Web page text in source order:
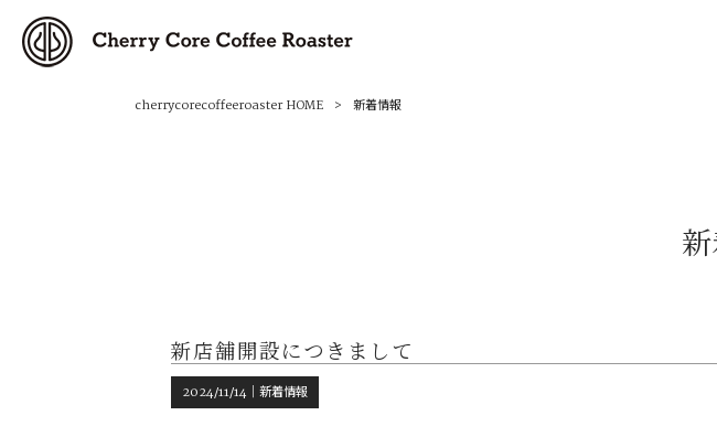
cherrycorecoffeeroaster HOME > 新着情報
新店舗開設につきまして
2024/11/14｜ 新着情報